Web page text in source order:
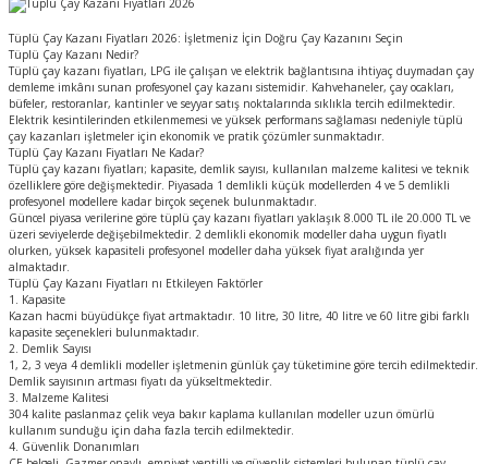
Tüplü Çay Kazanı Fiyatları 2026: İşletmeniz İçin Doğru Çay Kazanını Seçin
Tüplü Çay Kazanı Nedir?
Tüplü çay kazanı fiyatları, LPG ile çalışan ve elektrik bağlantısına ihtiyaç duymadan çay
demleme imkânı sunan profesyonel çay kazanı sistemidir. Kahvehaneler, çay ocakları,
büfeler, restoranlar, kantinler ve seyyar satış noktalarında sıklıkla tercih edilmektedir.
Elektrik kesintilerinden etkilenmemesi ve yüksek performans sağlaması nedeniyle tüplü
çay kazanları işletmeler için ekonomik ve pratik çözümler sunmaktadır.
Tüplü Çay Kazanı Fiyatları Ne Kadar?
Tüplü çay kazanı fiyatları; kapasite, demlik sayısı, kullanılan malzeme kalitesi ve teknik
özelliklere göre değişmektedir. Piyasada 1 demlikli küçük modellerden 4 ve 5 demlikli
profesyonel modellere kadar birçok seçenek bulunmaktadır.
Güncel piyasa verilerine göre tüplü çay kazanı fiyatları yaklaşık 8.000 TL ile 20.000 TL ve
üzeri seviyelerde değişebilmektedir. 2 demlikli ekonomik modeller daha uygun fiyatlı
olurken, yüksek kapasiteli profesyonel modeller daha yüksek fiyat aralığında yer
almaktadır.
Tüplü Çay Kazanı Fiyatları nı Etkileyen Faktörler
1. Kapasite
Kazan hacmi büyüdükçe fiyat artmaktadır. 10 litre, 30 litre, 40 litre ve 60 litre gibi farklı
kapasite seçenekleri bulunmaktadır.
2. Demlik Sayısı
1, 2, 3 veya 4 demlikli modeller işletmenin günlük çay tüketimine göre tercih edilmektedir.
Demlik sayısının artması fiyatı da yükseltmektedir.
3. Malzeme Kalitesi
304 kalite paslanmaz çelik veya bakır kaplama kullanılan modeller uzun ömürlü
kullanım sunduğu için daha fazla tercih edilmektedir.
4. Güvenlik Donanımları